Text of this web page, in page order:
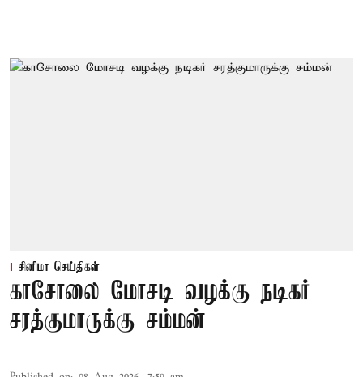
சினிமா செய்திகள்
காசோலை மோசடி வழக்கு நடிகர்
சரத்குமாருக்கு சம்மன்